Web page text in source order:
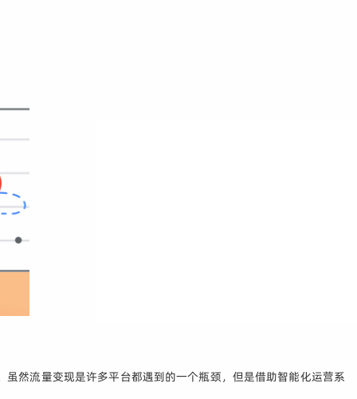
然流量变现是许多平台都遇到的一个瓶颈，但是借助智能化运营系